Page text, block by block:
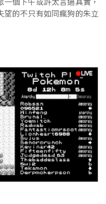
的不只有如同瘋狗的朱立